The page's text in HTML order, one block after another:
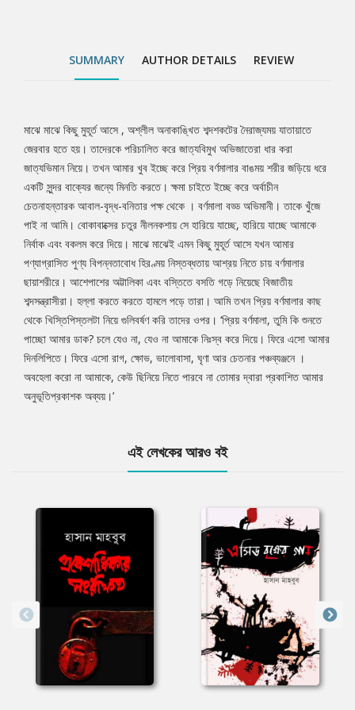
চলে যেও না, যেও না আমাকে নিঃস্ব করে দিয়ে। ফিরে এসো আমার
SUMMARY AUTHOR DETAILS REVIEW
Tab
Article
মাঝে মাঝে কিছু মুহূর্ত আসে , অশ্লীল অনাকাঙ্খিত শব্দশকটের নৈরাজ্যময় যাতায়াতে
জেরবার হতে হয়। তাদেরকে পরিচালিত করে জাত্যবিমুখ অভিজাতেরা ধার করা
জাত্যভিমান নিয়ে। তখন আমার খুব ইচ্ছে করে প্রিয় বর্ণমালার বাঙময় শরীর জড়িয়ে ধরে
একটি সুন্দর বাক্যের জন্যে মিনতি করতে। ক্ষমা চাইতে ইচ্ছে করে অর্বাচীন
চেতনাহন্তারক আবাল-বৃদ্ধ-বনিতার পক্ষ থেকে । বর্ণমালা বড্ড অভিমানী। তাকে খুঁজে
পাই না আমি। বোকাবাক্সের চতুর নীলনকশায় সে হারিয়ে যাচ্ছে, হারিয়ে যাচ্ছে আমাকে
নির্বাক এবং বকলম করে দিয়ে। মাঝে মাঝেই এমন কিছু মুহূর্ত আসে যখন আমার
পণ্যাগ্রাসিত পুণ্য বিপন্নতাবোধ হিরণ্ময় নিস্তব্ধতায় আশ্রয় নিতে চায় বর্ণমালার
ছায়াশরীরে। আশেপাশের অট্টালিকা এবং বস্তিতে বসতি গড়ে নিয়েছে বিজাতীয়
শব্দসন্ত্রাসীরা। হল্লা করতে করতে হামলে পড়ে তারা। আমি তখন প্রিয় বর্ণমালার কাছ
থেকে খিস্তিপিস্তলটা নিয়ে গুলিবর্ষণ করি তাদের ওপর। ‘প্রিয় বর্ণমালা, তুমি কি শুনতে
পাচ্ছো আমার ডাক? চলে যেও না, যেও না আমাকে নিঃস্ব করে দিয়ে। ফিরে এসো আমার
দিনলিপিতে। ফিরে এসো রাগ, ক্ষোভ, ভালোবাসা, ঘৃণা আর চেতনার পঞ্চব্যঞ্জনে ।
অবহেলা করো না আমাকে, কেউ ছিনিয়ে নিতে পারবে না তোমার দ্বারা প্রকাশিত আমার
অনুভূতিপ্রকাশক অব্যয়।’
এই লেখকের আরও বই